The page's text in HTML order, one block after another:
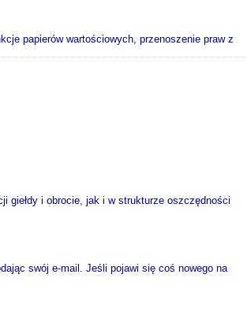
papierów wartościowych, przenoszenie praw z
giełdy i obrocie, jak i w strukturze oszczędności
swój e-mail. Jeśli pojawi się coś nowego na